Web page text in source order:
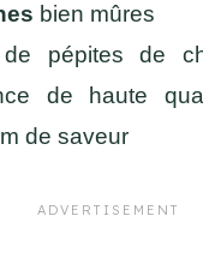
bien mûres
de pépites de
de haute
de saveur